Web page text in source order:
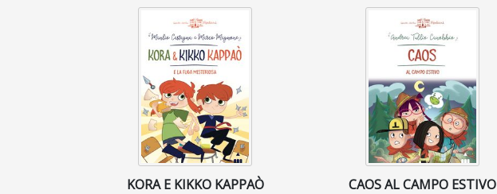
KORA E KIKKO KAPPAÒ CAOS AL CAMPO ESTIVO